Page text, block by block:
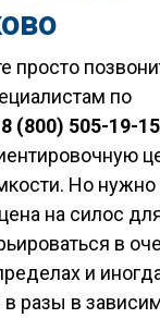
просто
по
8 (800) 505-19-15
Но нужно
на силос
в
и
в разы в